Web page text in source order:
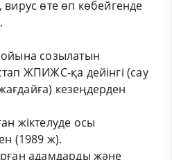
вирус өте өп көбейгенде
созылатын
ЖПИЖС-қа дейінгі (сау
кезеңдерден
жіктелуде осы
(1989 ж).
адамдарды және